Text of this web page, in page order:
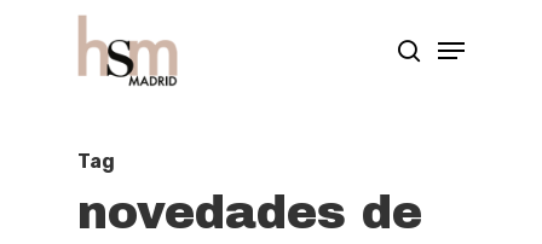
Tag
novedades de